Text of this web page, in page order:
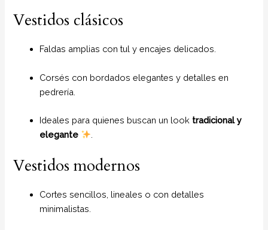
Vestidos clásicos
Faldas amplias con tul y encajes delicados.
Corsés con bordados elegantes y detalles en
pedrería.
Ideales para quienes buscan un look tradicional y
elegante
Vestidos modernos
Cortes sencillos, lineales o con detalles
minimalistas.